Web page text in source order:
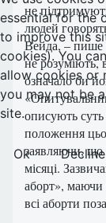
не
людей
Вейда, – пише
не розуміють,
означало би
описують
положення
заявляючи, що
місяці.
аборт», маючи
всі аборти
essential for the
to improve this
cookies). You
allow cookies or
you may not be
site.
Ok
Decline